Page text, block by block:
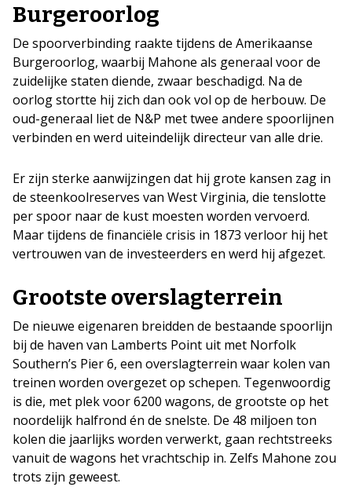
Burgeroorlog
De spoorverbinding raakte tijdens de Amerikaanse
Burgeroorlog, waarbij Mahone als generaal voor de
zuidelijke staten diende, zwaar beschadigd. Na de
oorlog stortte hij zich dan ook vol op de herbouw. De
oud-generaal liet de N&P met twee andere spoorlijnen
verbinden en werd uiteindelijk directeur van alle drie.
Er zijn sterke aanwijzingen dat hij grote kansen zag in
de steenkoolreserves van West Virginia, die tenslotte
per spoor naar de kust moesten worden vervoerd.
Maar tijdens de financiële crisis in 1873 verloor hij het
vertrouwen van de investeerders en werd hij afgezet.
Grootste overslagterrein
De nieuwe eigenaren breidden de bestaande spoorlijn
bij de haven van Lamberts Point uit met Norfolk
Southern’s Pier 6, een overslagterrein waar kolen van
treinen worden overgezet op schepen. Tegenwoordig
is die, met plek voor 6200 wagons, de grootste op het
noordelijk halfrond én de snelste. De 48 miljoen ton
kolen die jaarlijks worden verwerkt, gaan rechtstreeks
vanuit de wagons het vrachtschip in. Zelfs Mahone zou
trots zijn geweest.